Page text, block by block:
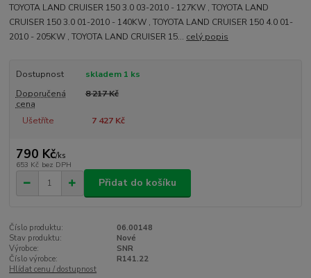
TOYOTA LAND CRUISER 150 3.0 03-2010 - 127KW , TOYOTA LAND
CRUISER 150 3.0 01-2010 - 140KW , TOYOTA LAND CRUISER 150 4.0 01-
2010 - 205KW , TOYOTA LAND CRUISER 15... celý popis
Dostupnost
skladem 1 ks
Doporučená
cena
8 217 Kč
Ušetříte 7 427 Kč
790 Kč/ks
653 Kč bez DPH
Přidat do košíku
Číslo produktu:
06.00148
Stav produktu:
Nové
Výrobce:
SNR
Číslo výrobce:
R141.22
Hlídat cenu / dostupnost